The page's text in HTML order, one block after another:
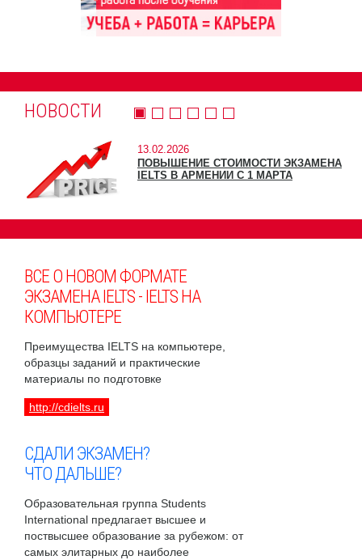
НОВОСТИ
13.02.2026
ПОВЫШЕНИЕ СТОИМОСТИ ЭКЗАМЕНА
IELTS В АРМЕНИИ С 1 МАРТА
ВСЕ О НОВОМ ФОРМАТЕ
ЭКЗАМЕНА IELTS - IELTS НА
КОМПЬЮТЕРЕ
Преимущества IELTS на компьютере,
образцы заданий и практические
материалы по подготовке
http://cdielts.ru
СДАЛИ ЭКЗАМЕН?
ЧТО ДАЛЬШЕ?
Образовательная группа Students
International предлагает высшее и
поствысшее образование за рубежом: от
самых элитарных до наиболее